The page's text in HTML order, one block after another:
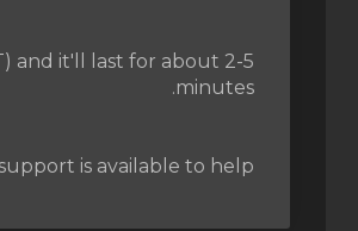
and it'll last for about 2-5
minutes.
is available to help.